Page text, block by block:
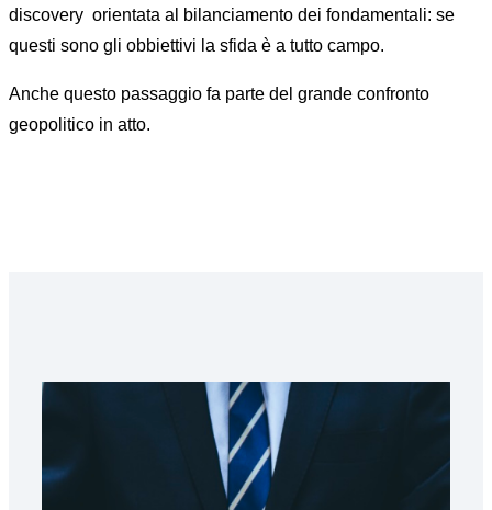
discovery orientata al bilanciamento dei fondamentali: se
questi sono gli obbiettivi la sfida è a tutto campo.
Anche questo passaggio fa parte del grande confronto
geopolitico in atto.